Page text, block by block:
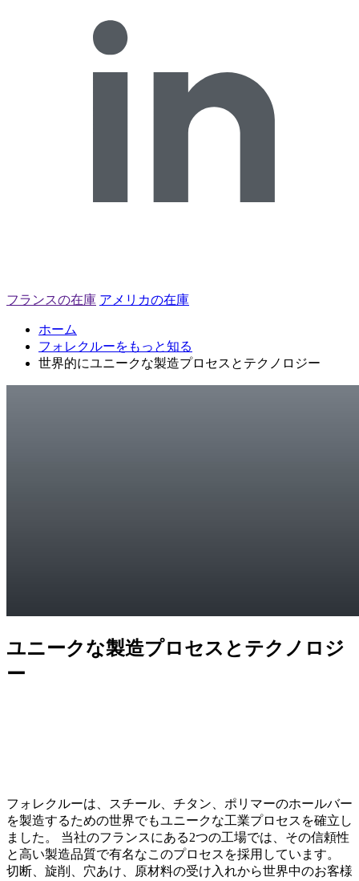
フランスの在庫 アメリカの在庫
ホーム
フォレクルーをもっと知る
世界的にユニークな製造プロセスとテクノロジー
ユニークな製造プロセスとテクノロジ
ー
フォレクルーは、スチール、チタン、ポリマーのホールバー
を製造するための世界でもユニークな工業プロセスを確立し
ました。 当社のフランスにある2つの工場では、その信頼性
と高い製造品質で有名なこのプロセスを採用しています。
切断、旋削、穴あけ、原材料の受け入れから世界中のお客様